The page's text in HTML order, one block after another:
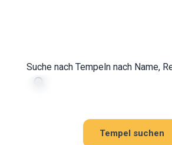
Suche nach Tempeln nach Name,
Tempel suchen